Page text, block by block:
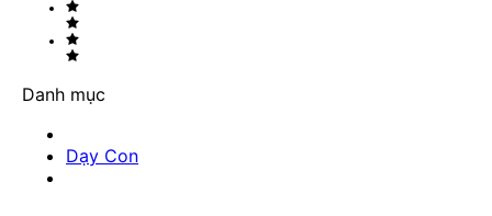
Danh mục
Dạy Con